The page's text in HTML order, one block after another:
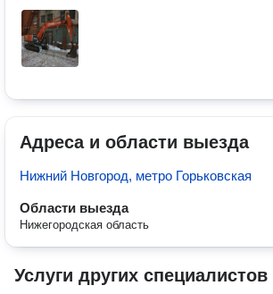
Адреса и области выезда
Нижний Новгород, метро Горьковская
Области выезда
Нижегородская область
Услуги других специалистов